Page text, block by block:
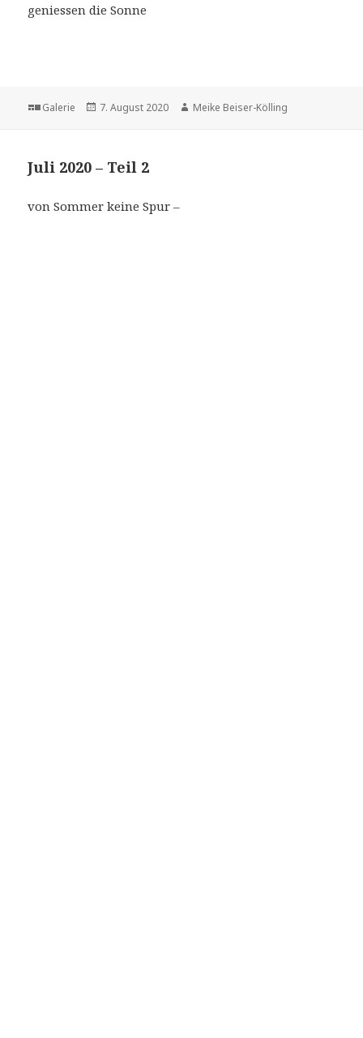
geniessen die Sonne
Format
Galerie
Veröffentlicht
7. August 2020 Autor
Meike Beiser-Kölling
Juli 2020 – Teil 2
von Sommer keine Spur –